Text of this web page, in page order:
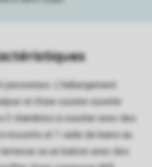
personnes. L’hébergement
et d'une cuisine ouverte
3 chambres à coucher avec des
ressorts et 1 salle de bains au
ou un balcon avec des